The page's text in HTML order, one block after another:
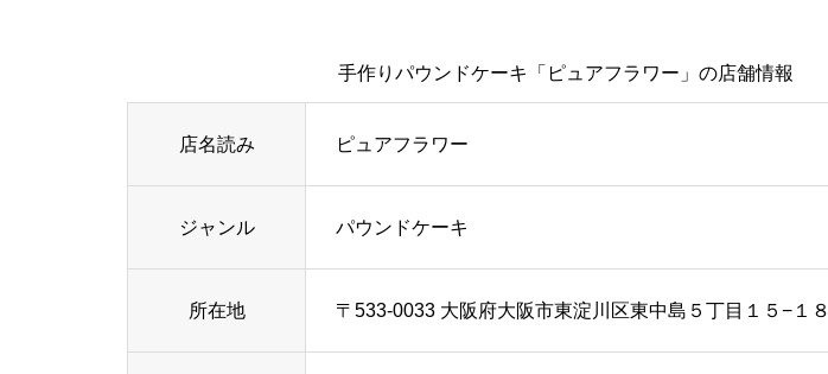
手作りパウンドケーキ「ピュアフラワー」の店舗情報
店名読み ピュアフラワー
ジャンル パウンドケーキ
所在地 〒533-0033 大阪府大阪市東淀川区東中島５丁目１５−１８